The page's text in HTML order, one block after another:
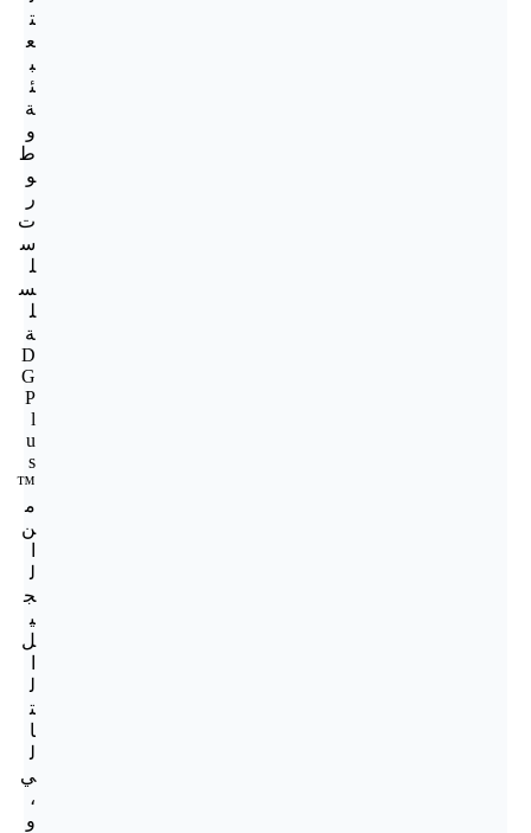
ت
ع
ب
ئ
ة
و
ط
و
ر
ت
س
ل
س
ل
ة
D
G
P
l
u
s
™
م
ن
ل
ج
ي
ل
ل
ت
ا
ل
ي
،
و